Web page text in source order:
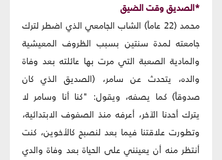
*الصديق وقت الضيق
محمد (22 عاماً) الشاب الجامعي الذي اضطر لترك
جامعته لمدة سنتين بسبب الظروف المعيشية
والمادية الصعبة التي مرت بها عائلته بعد وفاة
والده، يتحدث عن سامر، (الصديق الذي كان
صدوقاً) كما يصفه، ويقول: "كنا أنا وسامر لا
يترك أحدنا الآخر، أعرفه منذ الصفوف الابتدائية،
وتطورت علاقتنا فيما بعد لنصبح كالأخوين، كنت
أنتظر منه أن يعينني على الحياة بعد وفاة والدي